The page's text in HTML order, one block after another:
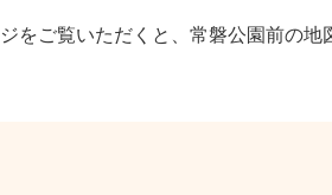
をご覧いただくと、常磐公園前の